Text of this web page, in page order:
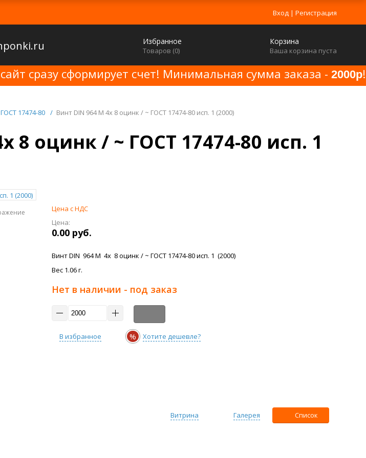
Вход | Регистрация
Избранное
Товаров (0)
Корзина
Ваша корзина пуста
сразу сформирует счет! Минимальная сумма заказа - 2000р!
17474-80 / Винт DIN 964 M 4x 8 оцинк / ~ ГОСТ 17474-80 исп. 1 (2000)
8 оцинк / ~ ГОСТ 17474-80 исп. 1
Цена с НДС
Цена:
0.00 руб.
Винт DIN 964 M 4x 8 оцинк / ~ ГОСТ 17474-80 исп. 1 (2000)
Вес 1.06 г.
Нет в наличии - под заказ
В избранное % Хотите дешевле?
Список
Галерея
Витрина